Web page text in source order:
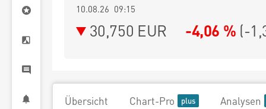
10.08.26 09:15
30,750 EUR -4,06 % (-
Übersicht Chart-Pro Analysen